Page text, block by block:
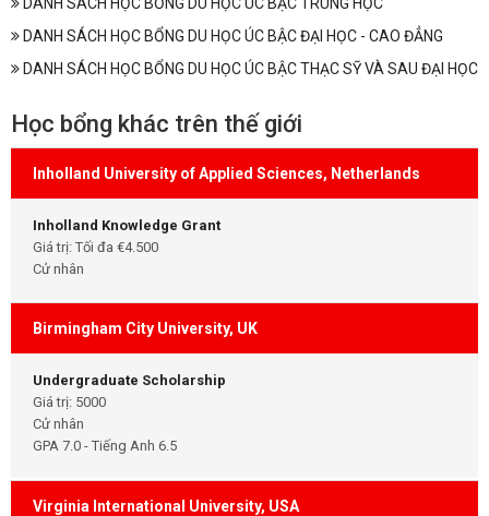
DANH SÁCH HỌC BỔNG DU HỌC ÚC BẬC ĐẠI HỌC - CAO ĐẲNG
DANH SÁCH HỌC BỔNG DU HỌC ÚC BẬC THẠC SỸ VÀ SAU ĐẠI HỌC
Học bổng khác trên thế giới
Inholland University of Applied Sciences, Netherlands
Inholland Knowledge Grant
Giá trị: Tối đa €4.500
Cử nhân
Birmingham City University, UK
Undergraduate Scholarship
Giá trị: 5000
Cử nhân
GPA 7.0 - Tiếng Anh 6.5
Virginia International University, USA